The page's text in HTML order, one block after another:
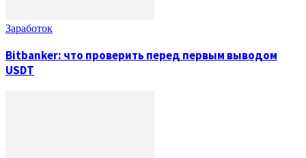
Заработок
Bitbanker: что проверить перед первым выводом
USDT